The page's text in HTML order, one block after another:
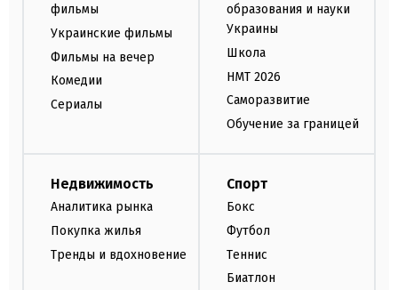
фильмы
Украинские фильмы
Фильмы на вечер
Комедии
Сериалы
образования и науки
Украины
Школа
НМТ 2026
Саморазвитие
Обучение за границей
Недвижимость
Аналитика рынка
Покупка жилья
Тренды и вдохновение
Спорт
Бокс
Футбол
Теннис
Биатлон